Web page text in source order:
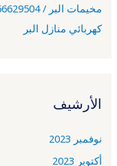
كهربائي منازل البر
الأرشيف
نوفمبر 2023
أكتوبر 2023